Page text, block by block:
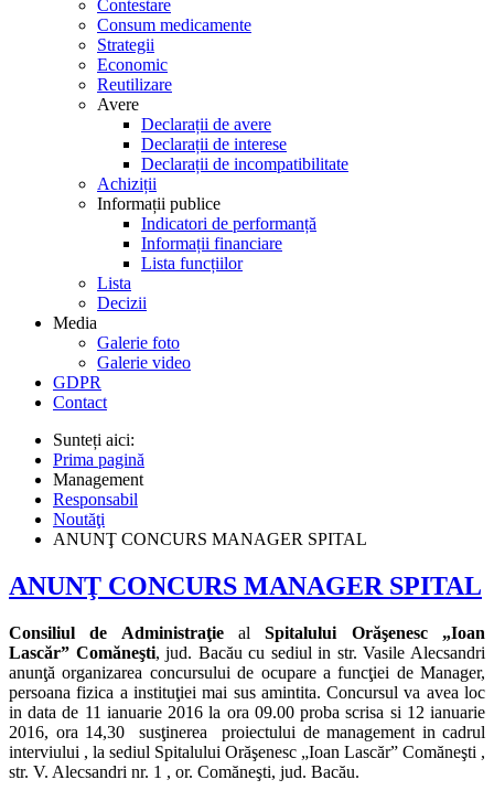
Contestare
Consum medicamente
Strategii
Economic
Reutilizare
Avere
Declarații de avere
Declarații de interese
Declarații de incompatibilitate
Achiziții
Informații publice
Indicatori de performanță
Informații financiare
Lista funcțiilor
Lista
Decizii
Media
Galerie foto
Galerie video
GDPR
Contact
Sunteți aici:
Prima pagină
Management
Responsabil
Noutăţi
ANUNŢ CONCURS MANAGER SPITAL
ANUNŢ CONCURS MANAGER SPITAL
Consiliul de Administraţie alSpitalului Orăşenesc „Ioan
Lascăr” Comăneşti, jud. Bacău cu sediul in str. Vasile Alecsandri
anunţă organizarea concursului de ocupare a funcţiei de Manager,
persoana fizica a instituţiei mai sus amintita. Concursul va avea loc
in data de 11 ianuarie 2016 la ora 09.00 proba scrisa si 12 ianuarie
2016, ora 14,30 susţinerea proiectului de management in cadrul
interviului , la sediul Spitalului Orăşenesc „Ioan Lascăr” Comăneşti ,
str. V. Alecsandri nr. 1 , or. Comăneşti, jud. Bacău.